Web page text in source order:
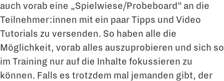
auch vorab eine „Spielwiese/Probeboard“ an die
Teilnehmer:innen mit ein paar Tipps und Video
Tutorials zu versenden. So haben alle die
Möglichkeit, vorab alles auszuprobieren und sich so
im Training nur auf die Inhalte fokussieren zu
können. Falls es trotzdem mal jemanden gibt, der